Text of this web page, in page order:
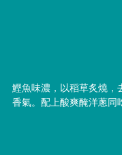
鰹魚味濃，以稻草炙燒，
香氣。配上酸爽醃洋蔥同